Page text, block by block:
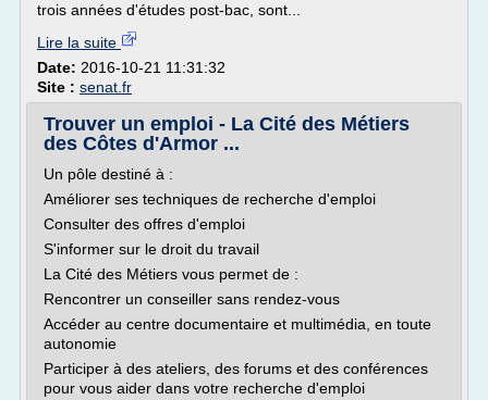
trois années d'études post-bac, sont...
Lire la suite
Date: 2016-10-21 11:31:32
Site : senat.fr
Trouver un emploi - La Cité des Métiers
des Côtes d'Armor ...
Un pôle destiné à :
Améliorer ses techniques de recherche d'emploi
Consulter des offres d'emploi
S'informer sur le droit du travail
La Cité des Métiers vous permet de :
Rencontrer un conseiller sans rendez-vous
Accéder au centre documentaire et multimédia, en toute
autonomie
Participer à des ateliers, des forums et des conférences
pour vous aider dans votre recherche d'emploi